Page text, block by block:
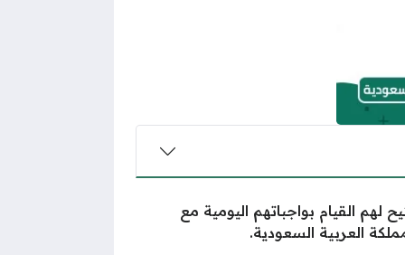
القيام بواجباتهم اليومية مع
العربية السعودية.